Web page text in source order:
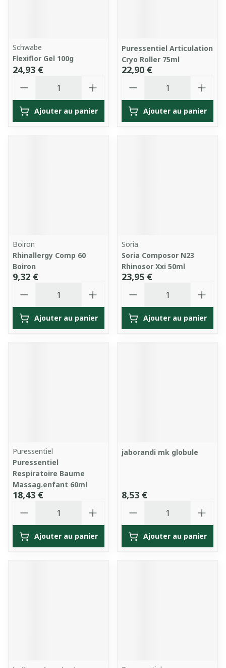
Schwabe
Flexiflor Gel 100g
24,93 €
Ajouter au panier
Puressentiel Articulation
Cryo Roller 75ml
22,90 €
Ajouter au panier
Boiron
Rhinallergy Comp 60
Boiron
9,32 €
Ajouter au panier
Soria
Soria Composor N23
Rhinosor Xxi 50ml
23,95 €
Ajouter au panier
Puressentiel
Puressentiel
Respiratoire Baume
Massag.enfant 60ml
18,43 €
Ajouter au panier
jaborandi mk globule
8,53 €
Ajouter au panier